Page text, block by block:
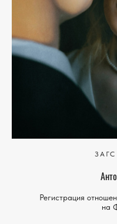
ЗАГС
Регистрация
на